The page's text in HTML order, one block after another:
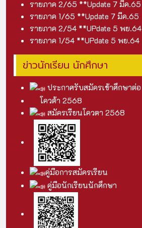
รายภาค 2/65 **Update 7 มีค.65
รายภาค 1/65 **Update 7 มีค.65
รายภาค 2/54 **UPdate 5 พย.64
รายภาค 1/54 **UPdate 5 พย.64
ข่าวนักเรียน นักศึกษา
ประกาศรับสมัครเข้าศึกษาต่อ
โควต้า 2568
สมัครเรียนโควตา 2568
คู่มือการสมัครเรียน
คู่มือนักเรียนนักศึกษา